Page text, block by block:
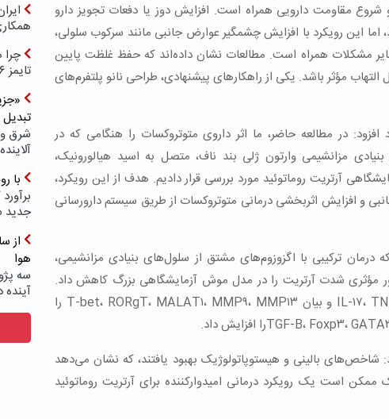
شروع مقاومت دارویی همراه است. افزایش دوز یا دفعات تجویز دارو
اما این رویکرد با افزایش چشمگیر عوارض جانبی مانند سرکوب سلولی،
مشکلات همراه است. مطالعات نشان داده‌اند که حفظ غلظت پایین
التهاب مؤثر باشد. یکی از راهکار‌های پیشنهادی، طراحی نانو پلتفرم‌های
در مطالعه حاضر، ما اثر داروی متوتروکسات را هنگامی که در
مزانشیمی وارتون ژلی بند ناف، متصل به اسید هیالورونیک،
آرتریت روماتوئید مورد بررسی قرار دادیم. هدف از این رویکرد،
و افزایش اثربخشی درمانی متوتروکسات از طریق سیستم دارورسانی
درمان ترکیبی با اگزوزوم‌های مشتق از سلول‌های بنیادی مزانشیمی،
مؤثری شدت آرتریت را در مدل موش آزمایشگاهی بزرگ کاهش داد.
درمان سایتوکین‌های پیش‌التهابی IL-۱۷، TNF-a و بیان T-bet، RORgT، MALAT۱، MMP۹، MMP۱۳ را
بالینی و هیستوپاتولوژیک بهبود یافتند، که نشان می‌دهد
ممکن است یک رویکرد درمانی‌ امیدوار‌کننده برای آرتریت روماتوئید
چرا
تایمز ۲۰۲۶ حضور ندارد؟
شرق
با
هوا
سه
آینده